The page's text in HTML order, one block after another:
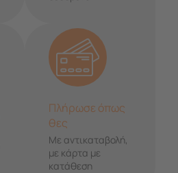
Πλήρωσε όπως
θες
Με αντικαταβολή,
με κάρτα με
κατάθεση